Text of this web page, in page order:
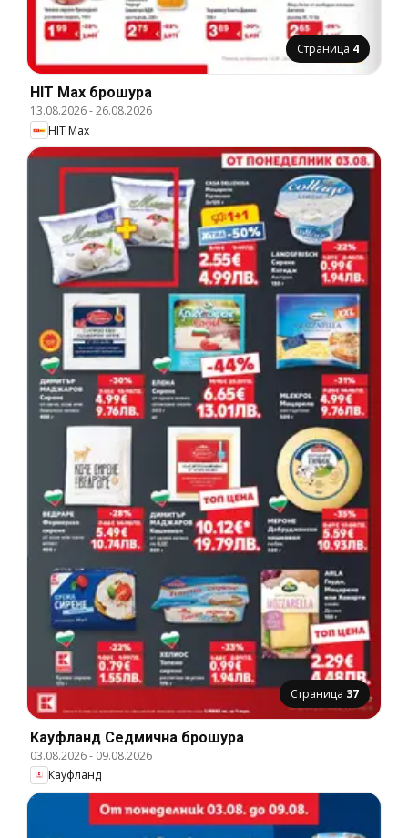
Страница 4
HIT Max брошура
13.08.2026-26.08.2026
HIT Max
Страница 37
Кауфланд Cедмична брошура
03.08.2026- 09.08.2026
Кауфланд